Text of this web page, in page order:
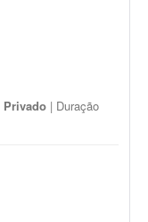
Privado | Duração